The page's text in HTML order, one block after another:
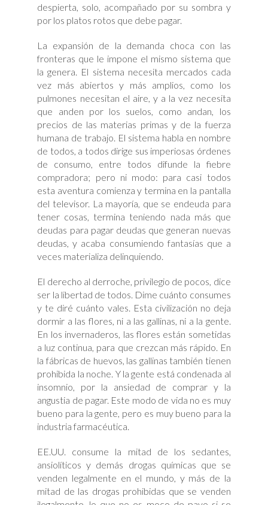
despierta, solo, acompañado por su sombra y
por los platos rotos que debe pagar.
La expansión de la demanda choca con las
fronteras que le impone el mismo sistema que
la genera. El sistema necesita mercados cada
vez más abiertos y más amplios, como los
pulmones necesitan el aire, y a la vez necesita
que anden por los suelos, como andan, los
precios de las materias primas y de la fuerza
humana de trabajo. El sistema habla en nombre
de todos, a todos dirige sus imperiosas órdenes
de consumo, entre todos difunde la fiebre
compradora; pero ni modo: para casi todos
esta aventura comienza y termina en la pantalla
del televisor. La mayoría, que se endeuda para
tener cosas, termina teniendo nada más que
deudas para pagar deudas que generan nuevas
deudas, y acaba consumiendo fantasías que a
veces materializa delinquiendo.
El derecho al derroche, privilegio de pocos, dice
ser la libertad de todos. Dime cuánto consumes
y te diré cuánto vales. Esta civilización no deja
dormir a las flores, ni a las gallinas, ni a la gente.
En los invernaderos, las flores están sometidas
a luz continua, para que crezcan más rápido. En
la fábricas de huevos, las gallinas también tienen
prohibida la noche. Y la gente está condenada al
insomnio, por la ansiedad de comprar y la
angustia de pagar. Este modo de vida no es muy
bueno para la gente, pero es muy bueno para la
industria farmacéutica.
EE.UU. consume la mitad de los sedantes,
ansiolíticos y demás drogas químicas que se
venden legalmente en el mundo, y más de la
mitad de las drogas prohibidas que se venden